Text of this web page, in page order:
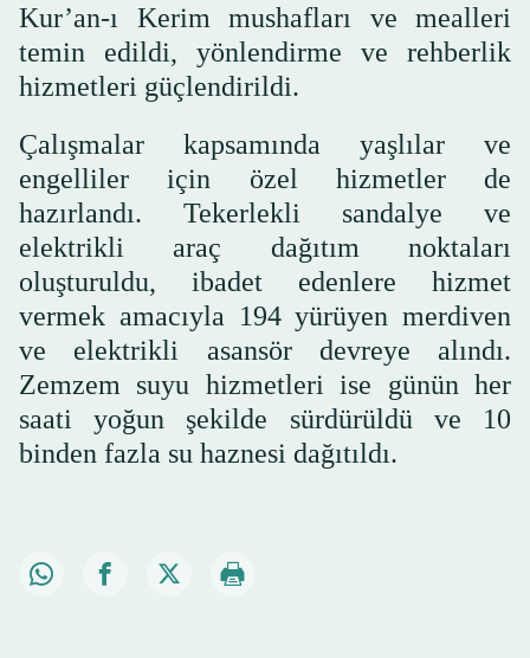
Kur’an-ı Kerim mushafları ve mealleri
temin edildi, yönlendirme ve rehberlik
hizmetleri güçlendirildi.
Çalışmalar kapsamında yaşlılar ve
engelliler için özel hizmetler de
hazırlandı. Tekerlekli sandalye ve
elektrikli araç dağıtım noktaları
oluşturuldu, ibadet edenlere hizmet
vermek amacıyla 194 yürüyen merdiven
ve elektrikli asansör devreye alındı.
Zemzem suyu hizmetleri ise günün her
saati yoğun şekilde sürdürüldü ve 10
binden fazla su haznesi dağıtıldı.